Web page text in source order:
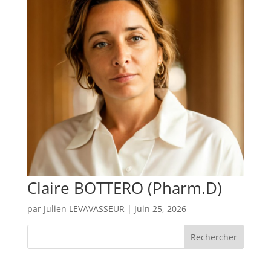
Claire BOTTERO (Pharm.D)
par Julien LEVAVASSEUR | Juin 25, 2026
Rechercher